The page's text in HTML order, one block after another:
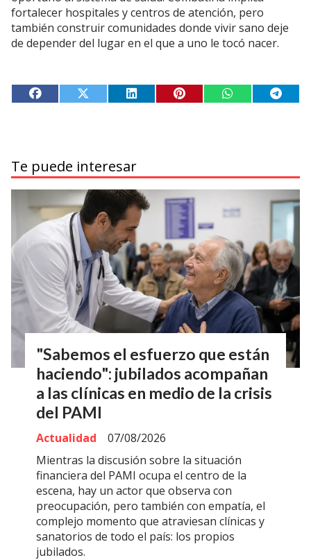
fortalecer hospitales y centros de atención, pero
también construir comunidades donde vivir sano deje
de depender del lugar en el que a uno le tocó nacer.
Te puede interesar
"Sabemos el esfuerzo que están
haciendo": jubilados acompañan
a las clínicas en medio de la crisis
del PAMI
Actualidad
07/08/2026
Mientras la discusión sobre la situación
financiera del PAMI ocupa el centro de la
escena, hay un actor que observa con
preocupación, pero también con empatía, el
complejo momento que atraviesan clínicas y
sanatorios de todo el país: los propios
jubilados.